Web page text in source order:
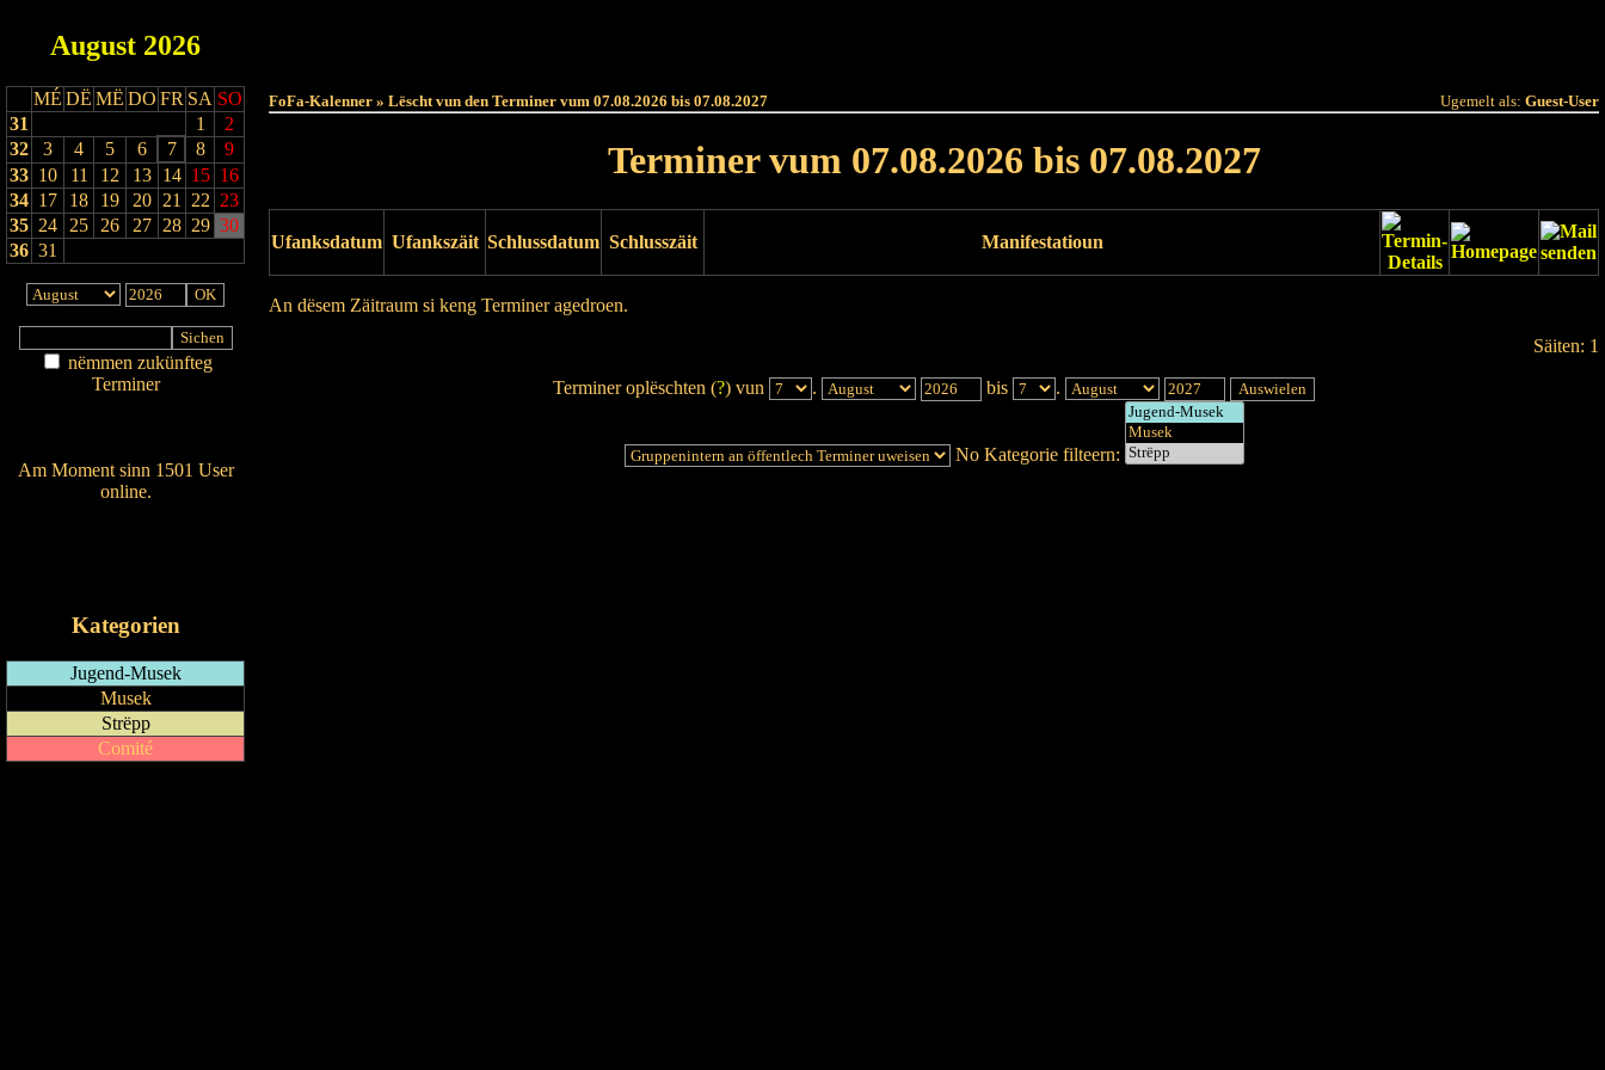
August 2026
MÉ DË MË DO FR SA SO
31
1
2
32
3 4 5 6 7 8
9
33 10 11 12 13 14 15 16
34 17 18 19 20 21 22 23
35 24 25 26 27 28 29 30
36 31
nëmmen zukünfteg
Terminer
Am Moment sinn 1501 User
online.
Kategorien
Jugend-Musek
Musek
Strëpp
Comité
FoFa-Kalenner » Lëscht vun den Terminer vum 07.08.2026 bis 07.08.2027 Ugemelt als: Guest-User
Terminer vum 07.08.2026 bis 07.08.2027
Ufanksdatum Ufankszäit Schlussdatum Schlusszäit Manifestatioun
An dësem Zäitraum si keng Terminer agedroen.
Säiten: 1
Terminer oplëschten (?) vun . bis .
No Kategorie filteern: